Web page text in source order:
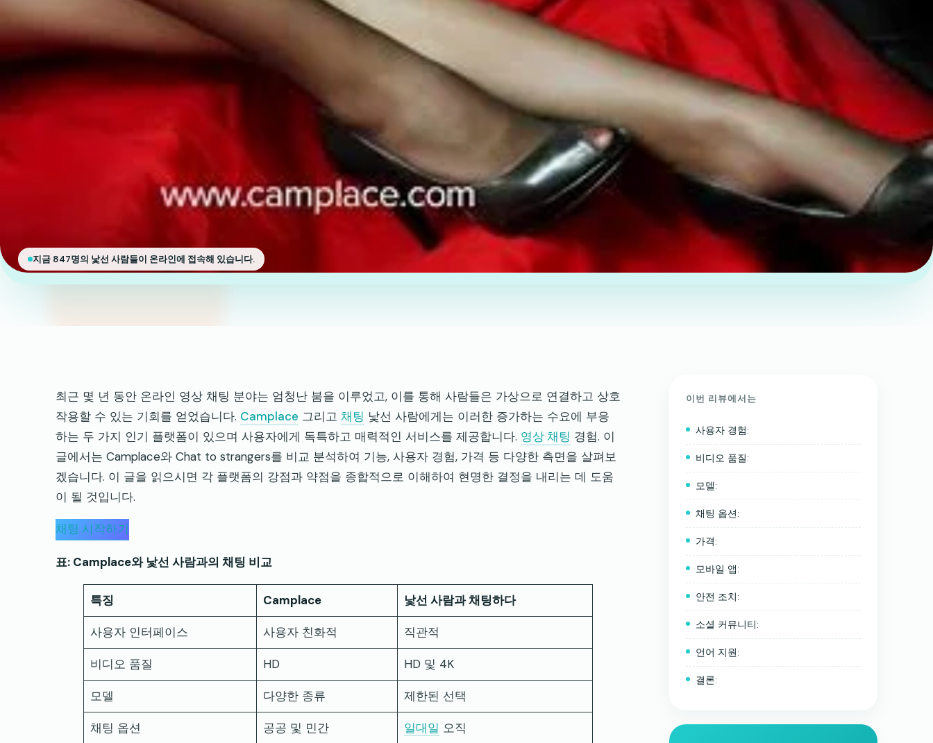
지금 847명의 낯선 사람들이 온라인에 접속해 있습니다.
최근 몇 년 동안 온라인 영상 채팅 분야는 엄청난 붐을 이루었고, 이를 통해 사람들은 가상으로 연결하고 상호
작용할 수 있는 기회를 얻었습니다. Camplace 그리고 채팅 낯선 사람에게는 이러한 증가하는 수요에 부응
하는 두 가지 인기 플랫폼이 있으며 사용자에게 독특하고 매력적인 서비스를 제공합니다. 영상 채팅 경험. 이
글에서는 Camplace와 Chat to strangers를 비교 분석하여 기능, 사용자 경험, 가격 등 다양한 측면을 살펴보
겠습니다. 이 글을 읽으시면 각 플랫폼의 강점과 약점을 종합적으로 이해하여 현명한 결정을 내리는 데 도움
이 될 것입니다.
채팅 시작하기
표: Camplace와 낯선 사람과의 채팅 비교
특징 Camplace 낯선 사람과 채팅하다
사용자 인터페이스 사용자 친화적 직관적
비디오 품질 HD HD 및 4K
모델 다양한 종류 제한된 선택
채팅 옵션 공공 및 민간 일대일 오직
이번 리뷰에서는
사용자 경험:
비디오 품질:
모델:
채팅 옵션:
가격:
모바일 앱:
안전 조치:
소셜 커뮤니티:
언어 지원:
결론: